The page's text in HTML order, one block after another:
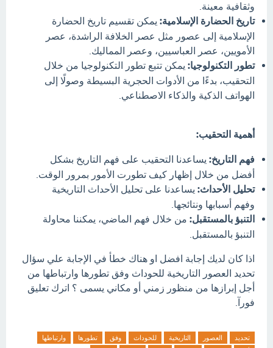
وثقافية معينة.
تاريخ الحضارة الإسلامية: يمكن تقسيم تاريخ الحضارة
الإسلامية إلى عصور مثل عصر الخلافة الراشدة، عصر
الأمويين، عصر العباسيين، وعصر المماليك.
تطور التكنولوجيا: يمكن تتبع تطور التكنولوجيا من خلال
التحقيب، بدءًا من الأدوات الحجرية البسيطة وصولًا إلى
الهواتف الذكية والذكاء الاصطناعي.
أهمية التحقيب:
فهم التاريخ: يساعدنا التحقيب على فهم التاريخ بشكل
أفضل من خلال إظهار كيف تطورت الأمور بمرور الوقت.
تحليل الأحداث: يساعدنا على تحليل الأحداث التاريخية
وفهم أسبابها ونتائجها.
التنبؤ بالمستقبل: من خلال فهم الماضي، يمكننا محاولة
التنبؤ بالمستقبل.
اذا كان لديك إجابة افضل او هناك خطأ في الإجابة علي سؤال
تحديد العصور التاريخية للحوداث وفق تطورها وارتباطها من
أجل إبرازها من منظور زمني أو مكاني يسمى ؟ اترك تعليق
فورآ.
تحديد العصور التاريخية للحوداث وفق تطورها
وارتباطها